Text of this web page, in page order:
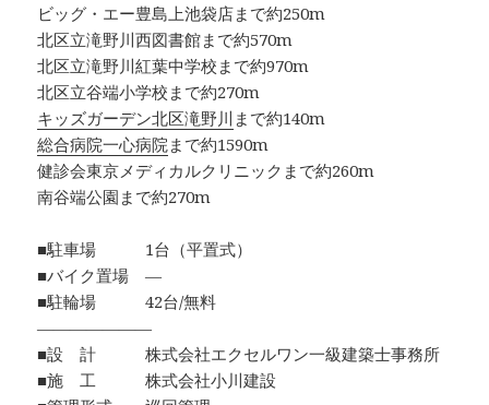
ビッグ・エー豊島上池袋店まで約250m
北区立滝野川西図書館まで約570m
北区立滝野川紅葉中学校まで約970m
北区立谷端小学校まで約270m
キッズガーデン北区滝野川 まで約140m
総合病院一心病院まで約1590m
健診会東京メディカルクリニックまで約260m
南谷端公園まで約270m
■駐車場 1台（平置式）
■バイク置場 ―
■駐輪場 42台/無料
―――――――
■設 計 株式会社エクセルワン一級建築士事務所
■施 工 株式会社小川建設